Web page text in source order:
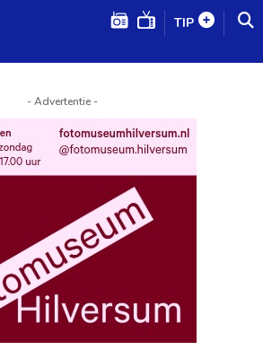
TIP
- Advertentie -